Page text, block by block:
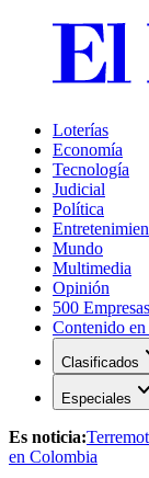
Loterías
Economía
Tecnología
Judicial
Política
Mundo
Multimedia
Opinión
500 Empresas
Contenido
Clasificados
Especiales expand_more
Es noticia:
en Colombia